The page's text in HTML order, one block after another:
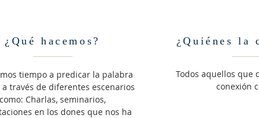
¿Qué hacemos?
tiempo a predicar la palabra
a través de diferentes escenarios
como: Charlas, seminarios,
en los dones que nos ha
¿Quiénes la
Todos aquellos que
conexión